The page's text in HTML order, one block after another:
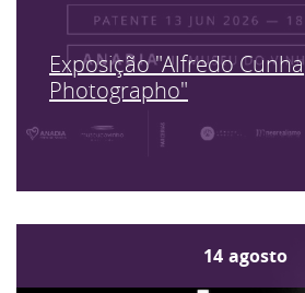
Exposição "Alfredo Cunha
Photographo"
14 agosto